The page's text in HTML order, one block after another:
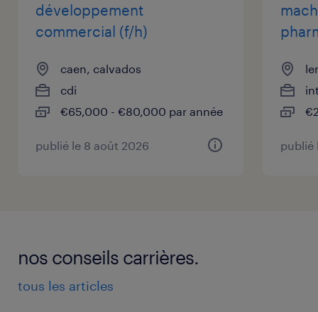
développement
commercial (f/h)
caen, calvados
cdi
€65,000 - €80,000 par année
publié le 8 août 2026 publié
nos conseils carrières.
tous les articles